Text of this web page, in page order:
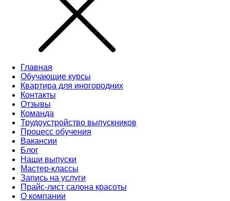
Главная
Обучающие курсы
Квартира для иногородних
Контакты
Отзывы
Команда
Трудоустройство выпускников
Процесс обучения
Вакансии
Блог
Наши выпуски
Мастер-классы
Запись на услуги
Прайс-лист салона красоты
О компании